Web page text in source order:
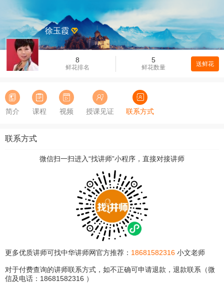
8
鲜花排名
5
鲜花数量 送鲜花
徐玉霞
简介 课程 视频 授课见证 联系方式
联系方式
微信扫一扫进入“找讲师”小程序，直接对接讲师
更多优质讲师可找中华讲师网官方推荐： 18681582316 小文老师
对于付费查询的讲师联系方式，如不正确可申请退款，退款联系（微
信及电话：18681582316 ）